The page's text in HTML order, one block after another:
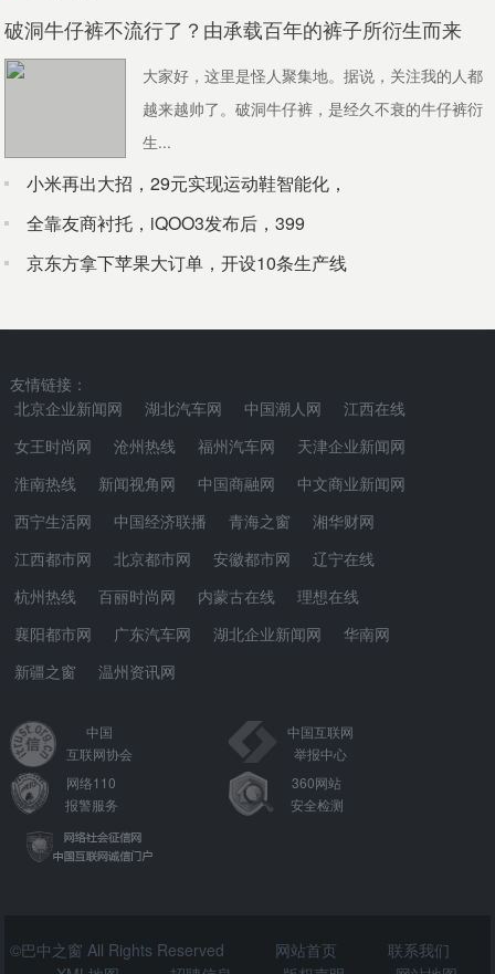
不要以为男人的服装色彩的搭配只能是灰暗的，男人的
个性也是千差...
李宁，你为什么这么「潮」？
2018 年，中国运动品牌李宁亮相纽约时装周和巴黎时装
周。在...
破洞牛仔裤不流行了？由承载百年的裤子所衍生而来
大家好，这里是怪人聚集地。据说，关注我的人都
越来越帅了。破洞牛仔裤，是经久不衰的牛仔裤衍
生...
小米再出大招，29元实现运动鞋智能化，
全靠友商衬托，iQOO3发布后，399
京东方拿下苹果大订单，开设10条生产线
友情链接：
北京企业新闻网
湖北汽车网 中国潮人网
江西在线
女王时尚网
沧州热线 福州汽车网
天津企业新闻网
淮南热线
新闻视角网 中国商融网
中文商业新闻网
西宁生活网
中国经济联播 青海之窗
湘华财网
江西都市网
北京都市网 安徽都市网
辽宁在线
杭州热线
百丽时尚网 内蒙古在线
理想在线
襄阳都市网
广东汽车网 湖北企业新闻网
华南网
新疆之窗
温州资讯网
中国
互联网协会
中国互联网
举报中心
网络110
报警服务
360网站
安全检测
©巴中之窗 All Rights Reserved 网站首页
联系我们